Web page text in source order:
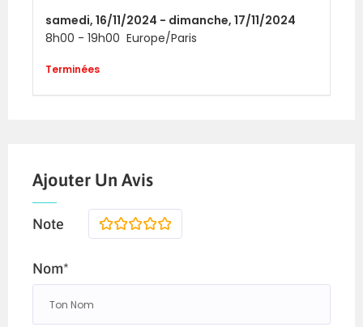
samedi, 16/11/2024 - dimanche, 17/11/2024
8h00 - 19h00 Europe/Paris
Terminées
Ajouter Un Avis
Note 5
4
3
2
Nom*